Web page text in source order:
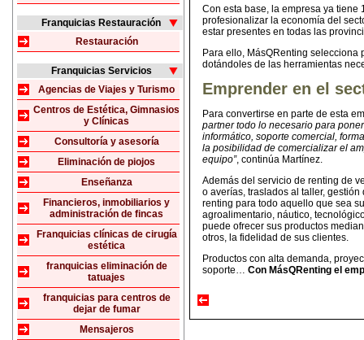
Franquicias Restauración
Restauración
Franquicias Servicios
Agencias de Viajes y Turismo
Centros de Estética, Gimnasios
y Clínicas
Consultoría y asesoría
Eliminación de piojos
Enseñanza
Financieros, inmobiliarios y
administración de fincas
Franquicias clínicas de cirugía
estética
franquicias eliminación de
tatuajes
franquicias para centros de
dejar de fumar
Mensajeros
Con esta base, la empresa ya tiene
profesionalizar la economía del
estar presentes en todas las
Para ello, MásQRenting
dotándoles de las herramientas
Emprender en el
Para convertirse en parte de esta
partner todo lo necesario para
informático, soporte comercial,
la posibilidad de comercializar el
equipo”, continúa Martínez.
Además del servicio de renting de
o averías, traslados al taller,
renting para todo aquello que sea
agroalimentario, náutico,
puede ofrecer sus productos
otros, la fidelidad de sus clientes.
Productos con alta demanda,
soporte… Con MásQRenting el